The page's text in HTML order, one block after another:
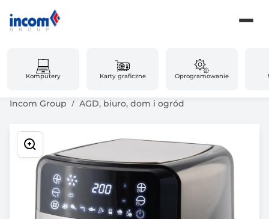
Komputery Karty graficzne Oprogramowanie
Incom Group AGD, biuro, dom i ogród